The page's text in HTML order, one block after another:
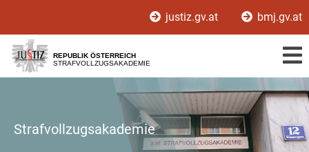
[1]
[2]
[3]
justiz.gv.at bmj.gv.at
REPUBLIK ÖSTERREICH
STRAFVOLLZUGSAKADEMIE
Strafvollzugsakademie